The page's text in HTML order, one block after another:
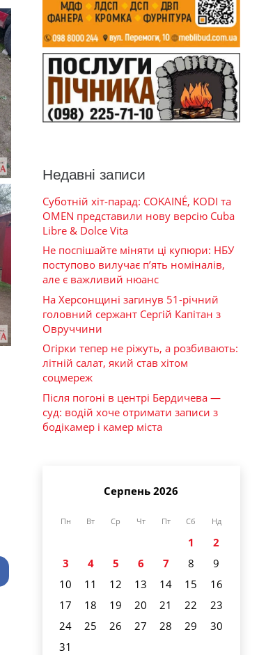
Недавні записи
Суботній хіт-парад: COKAINÉ, KODI та
OMEN представили нову версію Cuba
Libre & Dolce Vita
Не поспішайте міняти ці купюри: НБУ
поступово вилучає п’ять номіналів,
але є важливий нюанс
На Херсонщині загинув 51-річний
головний сержант Сергій Капітан з
Овруччини
Огірки тепер не ріжуть, а розбивають:
літній салат, який став хітом
соцмереж
Після погоні в центрі Бердичева —
суд: водій хоче отримати записи з
бодікамер і камер міста
Серпень 2026
Пн Вт Ср Чт Пт Сб Нд
1
2
3
4 5 6 7 8
9
10
11 12 13 14 15
16
17
18 19 20 21 22
23
24
25 26 27 28 29
30
31